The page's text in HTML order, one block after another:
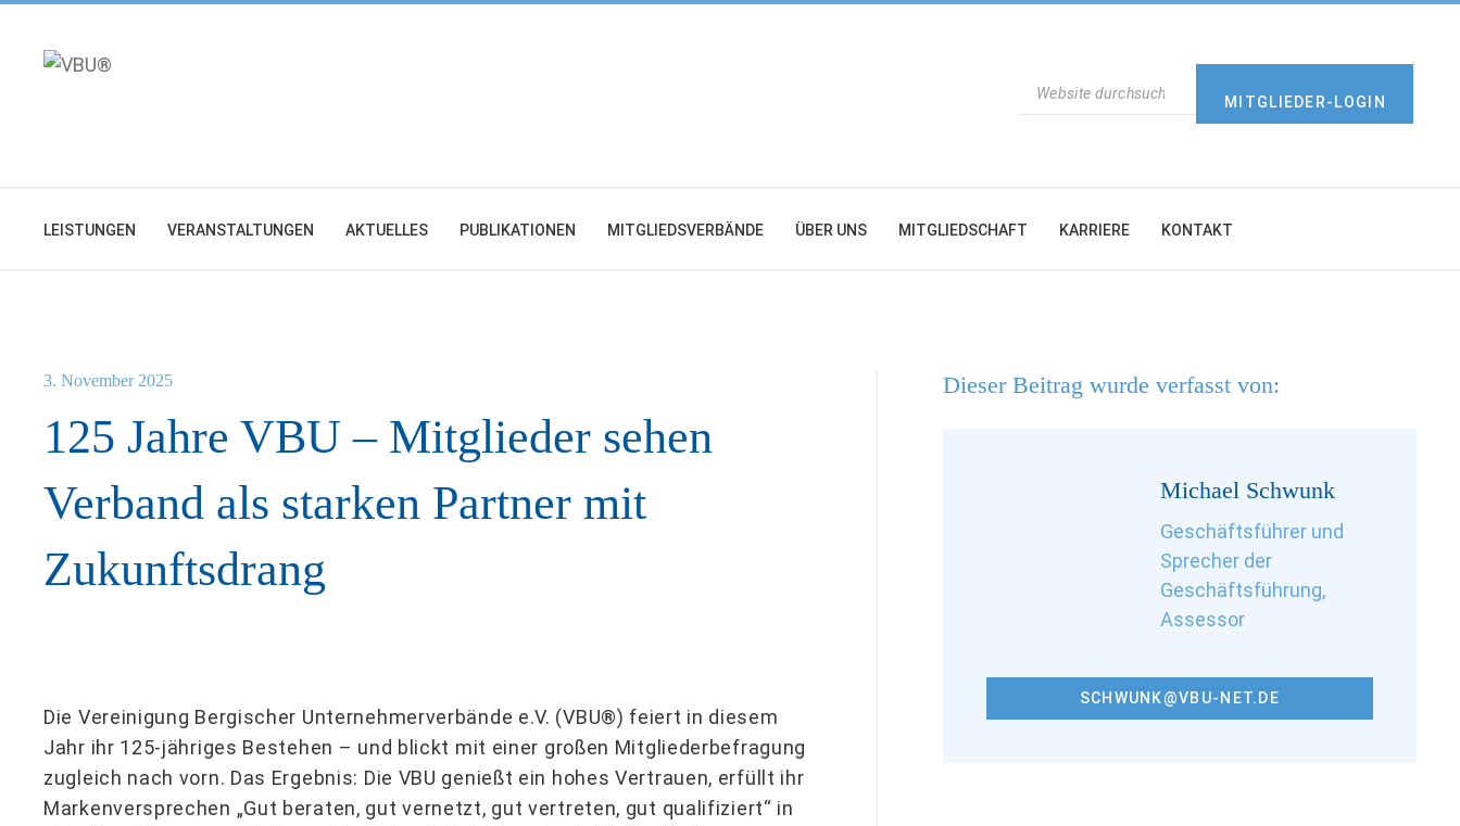
springen
MITGLIEDER-LOGIN
LEISTUNGEN VERANSTALTUNGEN AKTUELLES PUBLIKATIONEN MITGLIEDSVERBÄNDE ÜBER UNS MITGLIEDSCHAFT KARRIERE KONTAKT
125 Jahre VBU – Mitglieder sehen
Verband als starken Partner mit
Zukunftsdrang
3. November 2025
Die Vereinigung Bergischer Unternehmerverbände e.V. (VBU®) feiert in diesem
Jahr ihr 125-jähriges Bestehen – und blickt mit einer großen Mitgliederbefragung
zugleich nach vorn. Das Ergebnis: Die VBU genießt ein hohes Vertrauen, erfüllt ihr
Markenversprechen „Gut beraten, gut vernetzt, gut vertreten, gut qualifiziert“ in
Dieser Beitrag wurde verfasst von:
Michael Schwunk
Geschäftsführer und
Sprecher der
Geschäftsführung,
Assessor
SCHWUNK@VBU-NET.DE